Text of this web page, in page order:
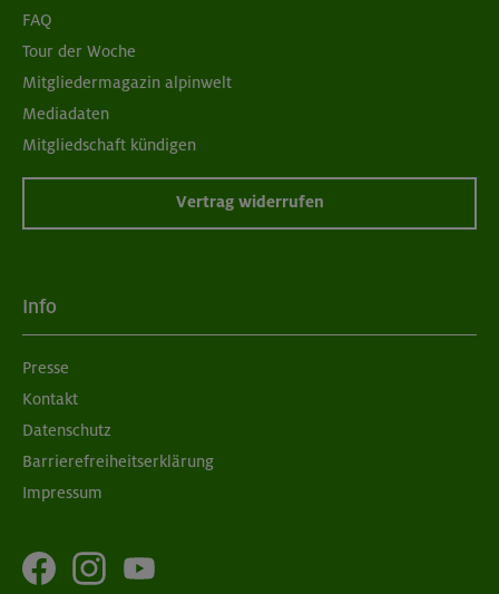
FAQ
Tour der Woche
Mitgliedermagazin alpinwelt
Mediadaten
Mitgliedschaft kündigen
Vertrag widerrufen
Info
Presse
Kontakt
Datenschutz
Barrierefreiheitserklärung
Impressum